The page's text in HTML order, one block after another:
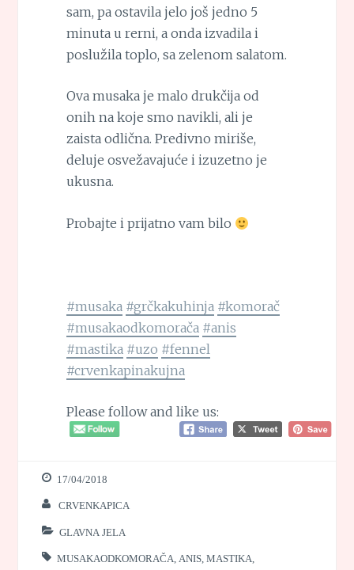
sam, pa ostavila jelo još jedno 5
minuta u rerni, a onda izvadila i
poslužila toplo, sa zelenom salatom.
Ova musaka je malo drukčija od
onih na koje smo navikli, ali je
zaista odlična. Predivno miriše,
deluje osvežavajuće i izuzetno je
ukusna.
Probajte i prijatno vam bilo
#musaka #grčkakuhinja #komorač
#musakaodkomorača #anis
#mastika #uzo #fennel
#crvenkapinakujna
Please follow and like us:
17/04/2018
CRVENKAPICA
GLAVNA JELA
MUSAKAODKOMORAČA ANIS ,MASTIKA